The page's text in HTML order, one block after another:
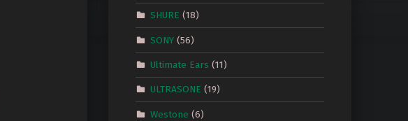
SHURE (18)
SONY(56)
Ultimate Ears (11)
ULTRASONE (19)
Westone (6)